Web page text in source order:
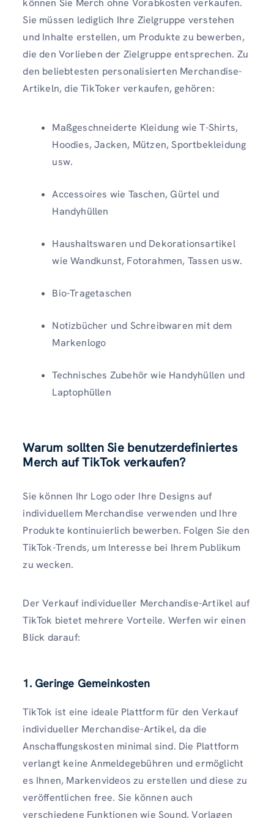
können Sie Merch ohne Vorabkosten verkaufen.
Sie müssen lediglich Ihre Zielgruppe verstehen
und Inhalte erstellen, um Produkte zu bewerben,
die den Vorlieben der Zielgruppe entsprechen. Zu
den beliebtesten personalisierten Merchandise-
Artikeln, die TikToker verkaufen, gehören:
Maßgeschneiderte Kleidung wie T-Shirts,
Hoodies, Jacken, Mützen, Sportbekleidung
usw.
Accessoires wie Taschen, Gürtel und
Handyhüllen
Haushaltswaren und Dekorationsartikel
wie Wandkunst, Fotorahmen, Tassen usw.
Bio-Tragetaschen
Notizbücher und Schreibwaren mit dem
Markenlogo
Technisches Zubehör wie Handyhüllen und
Laptophüllen
Warum sollten Sie benutzerdefiniertes
Merch auf TikTok verkaufen?
Sie können Ihr Logo oder Ihre Designs auf
individuellem Merchandise verwenden und Ihre
Produkte kontinuierlich bewerben. Folgen Sie den
TikTok-Trends, um Interesse bei Ihrem Publikum
zu wecken.
Der Verkauf individueller Merchandise-Artikel auf
TikTok bietet mehrere Vorteile. Werfen wir einen
Blick darauf:
1. Geringe Gemeinkosten
TikTok ist eine ideale Plattform für den Verkauf
individueller Merchandise-Artikel, da die
Anschaffungskosten minimal sind. Die Plattform
verlangt keine Anmeldegebühren und ermöglicht
es Ihnen, Markenvideos zu erstellen und diese zu
veröffentlichen free. Sie können auch
verschiedene Funktionen wie Sound, Vorlagen